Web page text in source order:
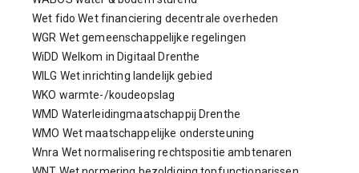
Wet fido Wet financiering decentrale overheden
WGR Wet gemeenschappelijke regelingen
WiDD Welkom in Digitaal Drenthe
WILG Wet inrichting landelijk gebied
WKO warmte-/koudeopslag
WMD Waterleidingmaatschappij Drenthe
WMO Wet maatschappelijke ondersteuning
Wnra Wet normalisering rechtspositie ambtenaren